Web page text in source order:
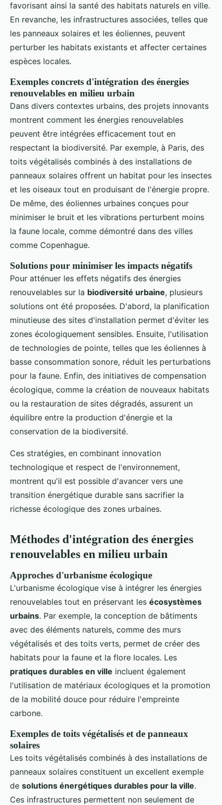
favorisant ainsi la santé des habitats naturels en ville.
En revanche, les infrastructures associées, telles que
les panneaux solaires et les éoliennes, peuvent
perturber les habitats existants et affecter certaines
espèces locales.
Exemples concrets d'intégration des énergies
renouvelables en milieu urbain
Dans divers contextes urbains, des projets innovants
montrent comment les énergies renouvelables
peuvent être intégrées efficacement tout en
respectant la biodiversité. Par exemple, à Paris, des
toits végétalisés combinés à des installations de
panneaux solaires offrent un habitat pour les insectes
et les oiseaux tout en produisant de l'énergie propre.
De même, des éoliennes urbaines conçues pour
minimiser le bruit et les vibrations perturbent moins
la faune locale, comme démontré dans des villes
comme Copenhague.
Solutions pour minimiser les impacts négatifs
Pour atténuer les effets négatifs des énergies
renouvelables sur la biodiversité urbaine, plusieurs
solutions ont été proposées. D'abord, la planification
minutieuse des sites d'installation permet d'éviter les
zones écologiquement sensibles. Ensuite, l'utilisation
de technologies de pointe, telles que les éoliennes à
basse consommation sonore, réduit les perturbations
pour la faune. Enfin, des initiatives de compensation
écologique, comme la création de nouveaux habitats
ou la restauration de sites dégradés, assurent un
équilibre entre la production d'énergie et la
conservation de la biodiversité.
Ces stratégies, en combinant innovation
technologique et respect de l'environnement,
montrent qu'il est possible d'avancer vers une
transition énergétique durable sans sacrifier la
richesse écologique des zones urbaines.
Méthodes d'intégration des énergies
renouvelables en milieu urbain
Approches d'urbanisme écologique
L'urbanisme écologique vise à intégrer les énergies
renouvelables tout en préservant les écosystèmes
urbains. Par exemple, la conception de bâtiments
avec des éléments naturels, comme des murs
végétalisés et des toits verts, permet de créer des
habitats pour la faune et la flore locales. Les
pratiques durables en ville incluent également
l'utilisation de matériaux écologiques et la promotion
de la mobilité douce pour réduire l'empreinte
carbone.
Exemples de toits végétalisés et de panneaux
solaires
Les toits végétalisés combinés à des installations de
panneaux solaires constituent un excellent exemple
de solutions énergétiques durables pour la ville.
Ces infrastructures permettent non seulement de